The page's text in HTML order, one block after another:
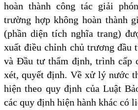
hoàn thành công tác giải
trường hợp không hoàn thành
(phần diện tích nghĩa trang)
xuất điều chỉnh chủ trương đầu
và Đầu tư thẩm định, trình cấp
xét, quyết định. Về xử lý nước
hiện theo quy định của Luật
các quy định hiện hành khác có